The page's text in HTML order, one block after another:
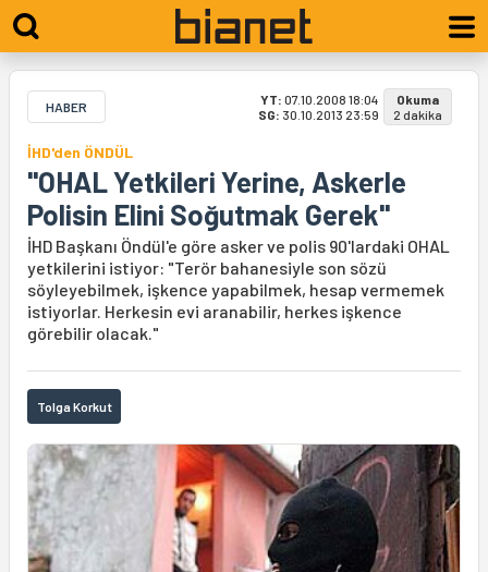
HABER YT: 07.10.2008 18:04
SG: 30.10.2013 23:59
Okuma
2 dakika
İHD'den ÖNDÜL
"OHAL Yetkileri Yerine, Askerle
Polisin Elini Soğutmak Gerek"
İHD Başkanı Öndül'e göre asker ve polis 90'lardaki OHAL
yetkilerini istiyor: "Terör bahanesiyle son sözü
söyleyebilmek, işkence yapabilmek, hesap vermemek
istiyorlar. Herkesin evi aranabilir, herkes işkence
görebilir olacak."
Tolga Korkut